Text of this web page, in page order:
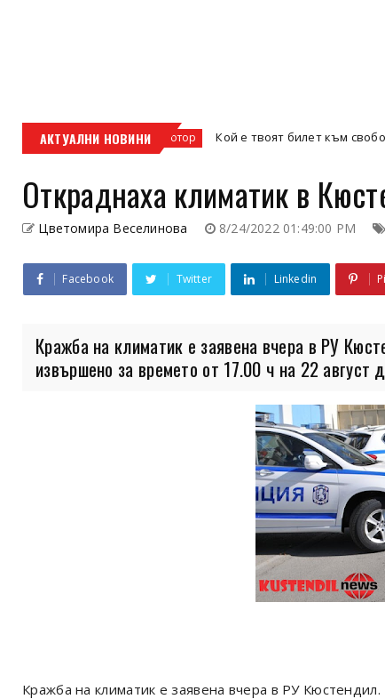
АКТУАЛНИ НОВИНИ
кросов мотор Кой е твоят билет към свободата –
Откраднаха климатик в
Цветомира Веселинова 8/24/2022 01:49:00 PM
Facebook Twitter Linkedin
Кражба на климатик е заявена вчера в РУ
извършено за времето от 17.00 ч на 22 август
Кражба на климатик е заявена вчера в РУ